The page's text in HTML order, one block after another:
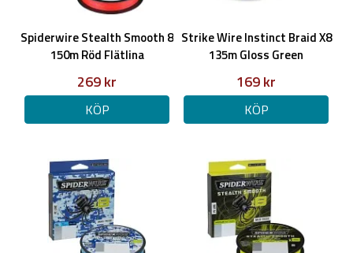
Spiderwire Stealth Smooth 8
150m Röd Flätlina
269 kr
KÖP
Strike Wire Instinct Braid X8
135m Gloss Green
169 kr
KÖP